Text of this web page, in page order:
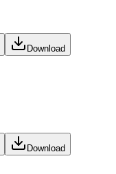
Download
Download